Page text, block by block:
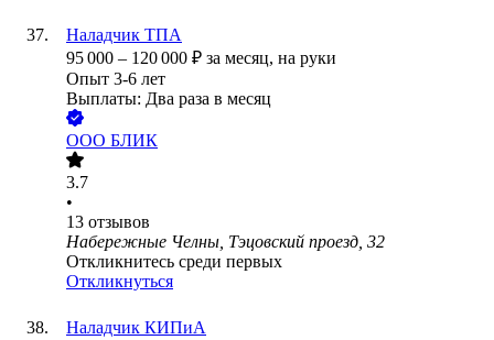
Наладчик ТПА
95 000 – 120 000 ₽ за месяц, на руки
Опыт 3-6 лет
Выплаты: Два раза в месяц
ООО БЛИК
3.7
•
13 отзывов
Набережные Челны, Тэцовский проезд, 32
Откликнитесь среди первых
Откликнуться
Наладчик КИПиА